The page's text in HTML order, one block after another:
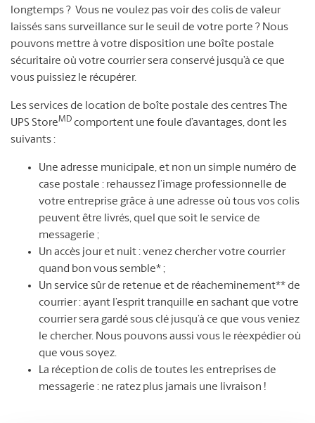
longtemps ? Vous ne voulez pas voir des colis de valeur
laissés sans surveillance sur le seuil de votre porte ? Nous
pouvons mettre à votre disposition une boîte postale
sécuritaire où votre courrier sera conservé jusqu’à ce que
vous puissiez le récupérer.
Les services de location de boîte postale des centres The
UPS StoreMD comportent une foule d’avantages, dont les
suivants :
Une adresse municipale, et non un simple numéro de
case postale : rehaussez l’image professionnelle de
votre entreprise grâce à une adresse où tous vos colis
peuvent être livrés, quel que soit le service de
messagerie ;
Un accès jour et nuit : venez chercher votre courrier
quand bon vous semble* ;
Un service sûr de retenue et de réacheminement** de
courrier : ayant l’esprit tranquille en sachant que votre
courrier sera gardé sous clé jusqu’à ce que vous veniez
le chercher. Nous pouvons aussi vous le réexpédier où
que vous soyez.
La réception de colis de toutes les entreprises de
messagerie : ne ratez plus jamais une livraison !